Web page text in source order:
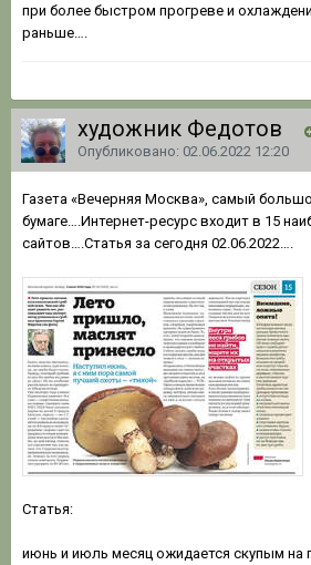
при более быстром прогреве и
раньше….
художник Федотов
Опубликовано: 02.06.2022 12:20
Газета «Вечерняя Москва», самый
бумаге….Интернет-ресурс входит в 15
сайтов….Статья за сегодня 02.06.2022….
Статья:
июнь и июль месяц ожидается скупым на